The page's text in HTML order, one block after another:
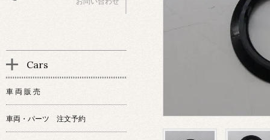
Cars
車 両 販 売
車両・パーツ 注文予約